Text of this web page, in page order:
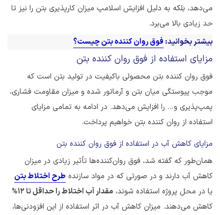
می‌دهد، بلکه به دلیل افزایش اسلامپ میزان کارپذیری بتن را نیز تا
حد زیادی بالا می‌برد.
بیشتر بخوانید: فوق روان کننده بتن چیست؟
مزایای استفاده از فوق روان کننده بتن
فوق روان کننده بتن محصولی باکیفیت در تولید بتن است که
موجب پیوستگی میان بتن و آرماتور شده و میزان مقاومت فشاری،
پمپ‌پذیری و… را افزایش می‌دهد. در ادامه به تمامی مزایای
استفاده از روان کننده بتن خواهیم پرداخت.
مزایای کاهش آب در استفاده از فوق روان کننده بتن
همان‌طور که گفته شد، فوق روان‌کننده‌ها تأثیر زیادی در میزان
کاهش آب دارند و در صورتی که در مواد سازنده طرح اختلاط بتن
یا در محل پروژه استفاده شوند، مقدار آب اختلاط را حداقل تا 12%
کاهش می‌دهند. میزان کاهش آب در اثر استفاده از این افزودنی‌ها،